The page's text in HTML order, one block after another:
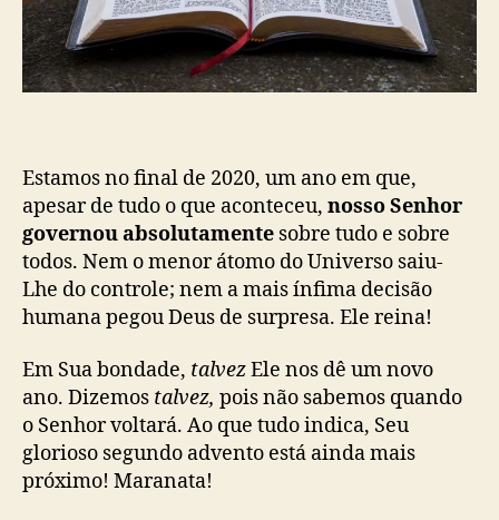
Estamos no final de 2020, um ano em que,
apesar de tudo o que aconteceu, nosso Senhor
governou absolutamente sobre tudo e sobre
todos. Nem o menor átomo do Universo saiu-
Lhe do controle; nem a mais ínfima decisão
humana pegou Deus de surpresa. Ele reina!
Em Sua bondade, talvezEle nos dê um novo
ano. Dizemos talvez, pois não sabemos quando
o Senhor voltará. Ao que tudo indica, Seu
glorioso segundo advento está ainda mais
próximo! Maranata!